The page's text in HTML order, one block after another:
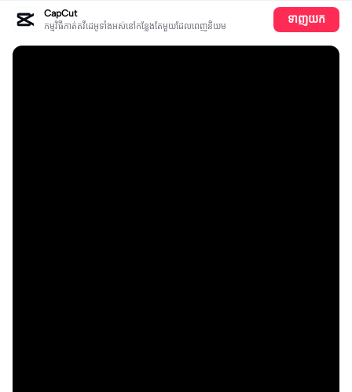
CapCut
កម្មវិធីកាត់តវីដេអូទាំងអស់​នៅ​កន្លែង​តែ​មួយដែលពេញនិយម ទាញយក